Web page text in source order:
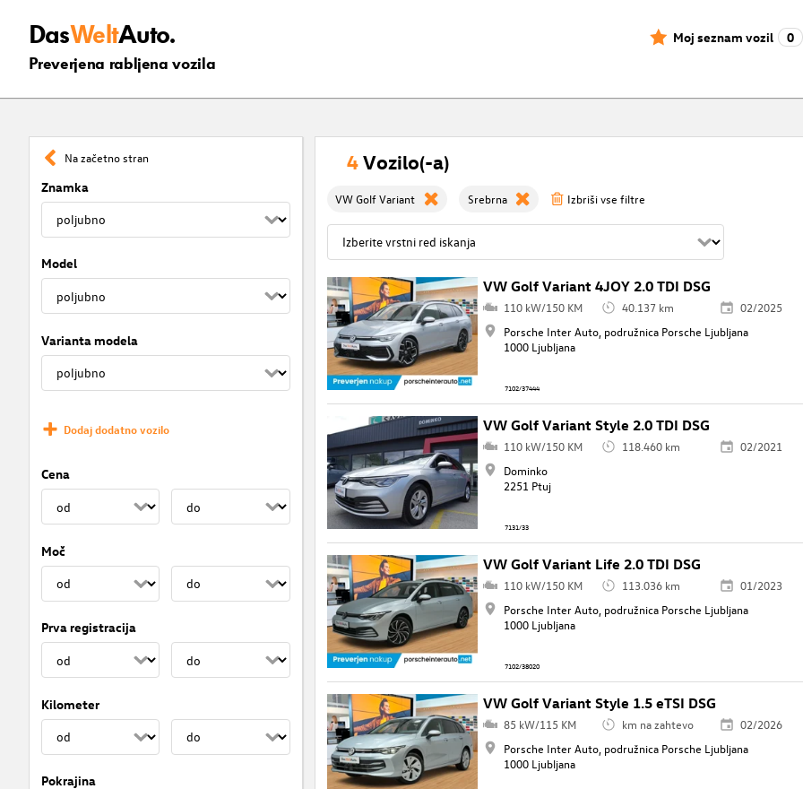
DasWeltAuto.
Preverjena rabljena vozila
Moj seznam vozil 0
Na začetno stran
Znamka
Model
Varianta modela
Dodaj dodatno vozilo
Cena
Moč
Prva registracija
Kilometer
Pokrajina
4Vozilo(-a)
VW Golf Variant Srebrna Izbriši vse filtre
VW Golf Variant 4JOY 2.0 TDI DSG
110 kW/150 KM 40.137 km
02/2025
Porsche Inter Auto, podružnica Porsche Ljubljana
1000 Ljubljana
7102/37444
VW Golf Variant Style 2.0 TDI DSG
110 kW/150 KM 118.460 km
02/2021
Dominko
2251 Ptuj
7131/33
VW Golf Variant Life 2.0 TDI DSG
110 kW/150 KM 113.036 km
01/2023
Porsche Inter Auto, podružnica Porsche Ljubljana
1000 Ljubljana
7102/38020
VW Golf Variant Style 1.5 eTSI DSG
85 kW/115 KM km na zahtevo
02/2026
Porsche Inter Auto, podružnica Porsche Ljubljana
1000 Ljubljana